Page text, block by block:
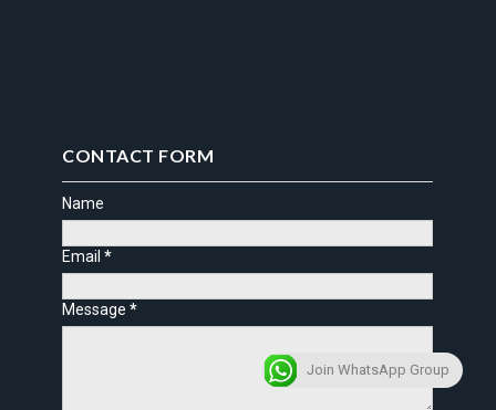
CONTACT FORM
Name
Email*
Message*
Join WhatsApp Group